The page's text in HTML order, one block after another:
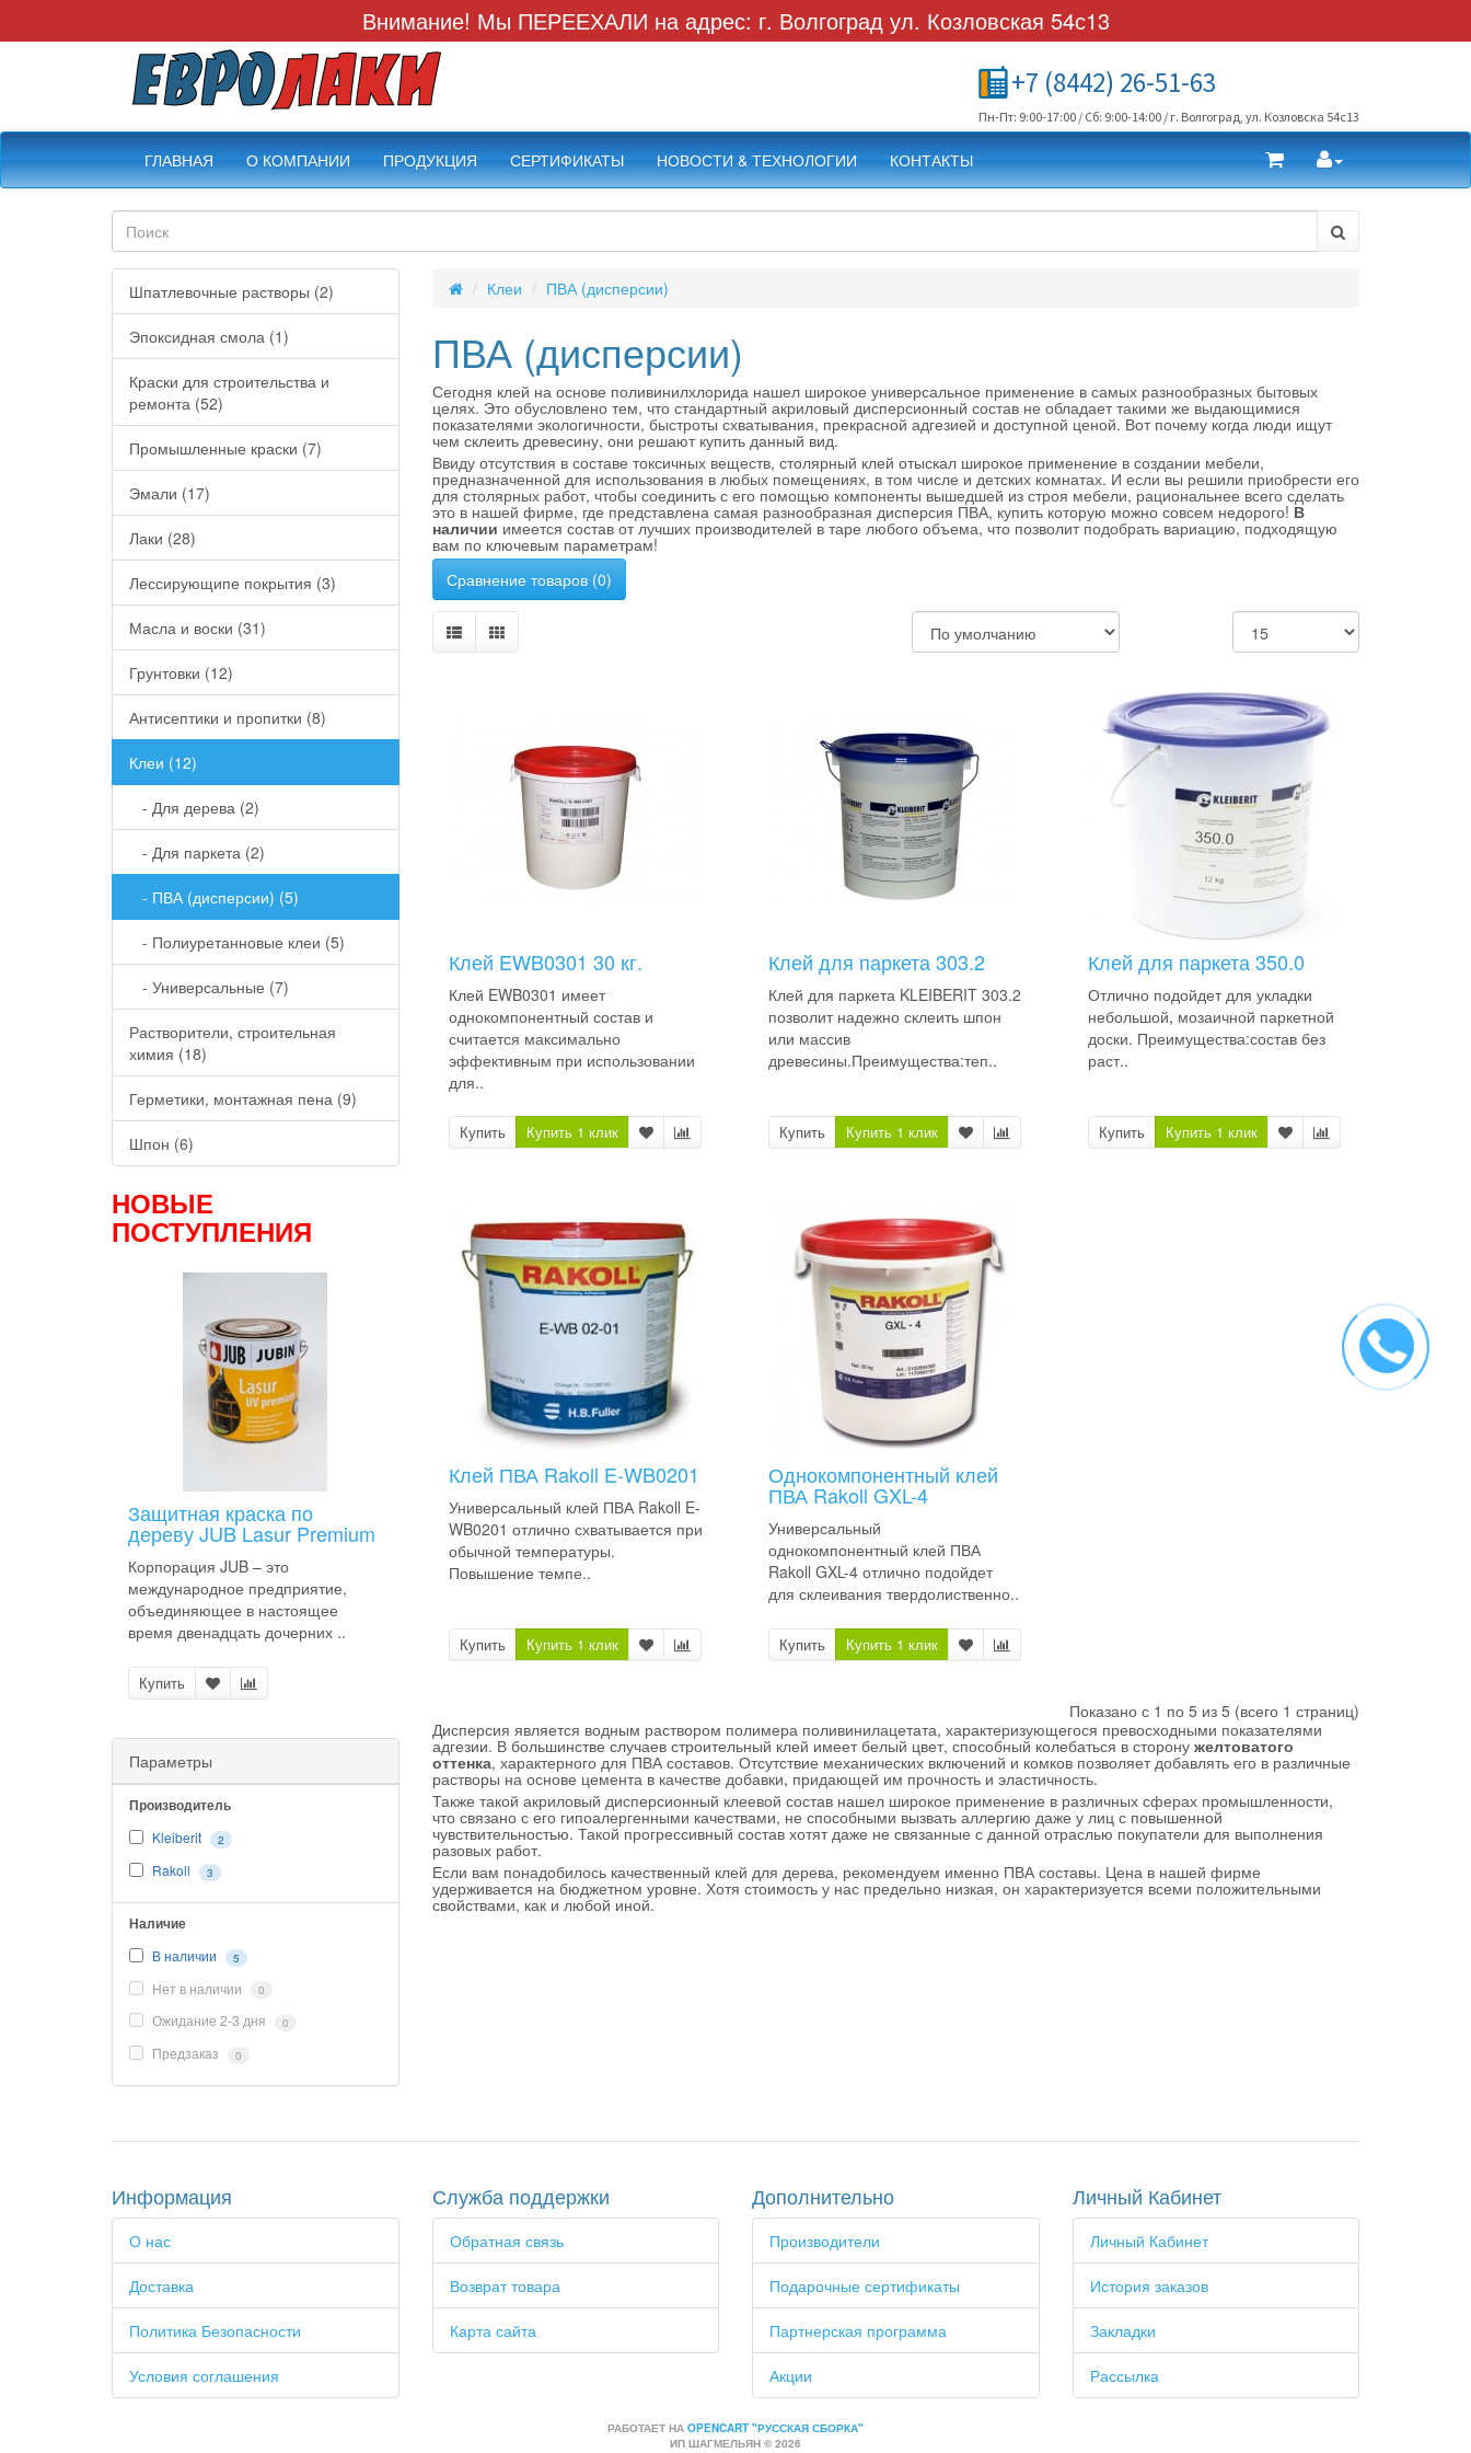
Внимание! Мы ПЕРЕЕХАЛИ на адрес: г. Волгоград ул. Козловская 54с13
+7 (8442) 26-51-63
Пн-Пт: 9:00-17:00 / Сб: 9:00-14:00 / г. Волгоград, ул. Козловска 54с13
ГЛАВНАЯ О КОМПАНИИ ПРОДУКЦИЯ СЕРТИФИКАТЫ НОВОСТИ & ТЕХНОЛОГИИ КОНТАКТЫ
Шпатлевочные растворы (2)
Эпоксидная смола (1)
Краски для строительства и
ремонта (52)
Промышленные краски (7)
Эмали (17)
Лаки (28)
Лессирующипе покрытия (3)
Масла и воски (31)
Грунтовки (12)
Антисептики и пропитки (8)
Клеи (12)
- Для дерева (2)
- Для паркета (2)
- ПВА (дисперсии) (5)
- Полиуретанновые клеи (5)
- Универсальные (7)
Растворители, строительная
химия (18)
Герметики, монтажная пена (9)
Шпон (6)
НОВЫЕ
ПОСТУПЛЕНИЯ
Защитная краска по
дереву JUB Lasur Premium
Корпорация JUB – это
международное предприятие,
объединяющее в настоящее
время двенадцать дочерних ..
Купить
Параметры
Производитель
Kleiberit 2
Rakoll 3
Наличие
В наличии 5
Нет в наличии 0
Ожидание 2-3 дня 0
Предзаказ 0
Клеи ПВА (дисперсии)
ПВА (дисперсии)
Сегодня клей на основе поливинилхлорида нашел широкое универсальное применение в самых разнообразных бытовых
целях. Это обусловлено тем, что стандартный акриловый дисперсионный состав не обладает такими же выдающимися
показателями экологичности, быстроты схватывания, прекрасной адгезией и доступной ценой. Вот почему когда люди ищут
чем склеить древесину, они решают купить данный вид.
Ввиду отсутствия в составе токсичных веществ, столярный клей отыскал широкое применение в создании мебели,
предназначенной для использования в любых помещениях, в том числе и детских комнатах. И если вы решили приобрести его
для столярных работ, чтобы соединить с его помощью компоненты вышедшей из строя мебели, рациональнее всего сделать
это в нашей фирме, где представлена самая разнообразная дисперсия ПВА, купить которую можно совсем недорого! В
наличии имеется состав от лучших производителей в таре любого объема, что позволит подобрать вариацию, подходящую
вам по ключевым параметрам!
Сравнение товаров (0)
Клей EWB0301 30 кг.
Клей EWB0301 имеет
однокомпонентный состав и
считается максимально
эффективным при использовании
для..
Купить Купить 1 клик
Клей для паркета 303.2
Клей для паркета KLEIBERIT 303.2
позволит надежно склеить шпон
или массив
древесины.Преимущества:теп..
Купить Купить 1 клик
Клей для паркета 350.0
Отлично подойдет для укладки
небольшой, мозаичной паркетной
доски. Преимущества:состав без
раст..
Купить Купить 1 клик
Клей ПВА Rakoll E-WB0201
Универсальный клей ПВА Rakoll E-
WB0201 отлично схватывается при
обычной температуры.
Повышение темпе..
Купить Купить 1 клик
Однокомпонентный клей
ПВА Rakoll GXL-4
Универсальный
однокомпонентный клей ПВА
Rakoll GXL-4 отлично подойдет
для склеивания твердолиственно..
Купить Купить 1 клик
Показано с 1 по 5 из 5 (всего 1 страниц)
Дисперсия является водным раствором полимера поливинилацетата, характеризующегося превосходными показателями
адгезии. В большинстве случаев строительный клей имеет белый цвет, способный колебаться в сторону желтоватого
оттенка, характерного для ПВА составов. Отсутствие механических включений и комков позволяет добавлять его в различные
растворы на основе цемента в качестве добавки, придающей им прочность и эластичность.
Также такой акриловый дисперсионный клеевой состав нашел широкое применение в различных сферах промышленности,
что связано с его гипоалергенными качествами, не способными вызвать аллергию даже у лиц с повышенной
чувствительностью. Такой прогрессивный состав хотят даже не связанные с данной отраслью покупатели для выполнения
разовых работ.
Если вам понадобилось качественный клей для дерева, рекомендуем именно ПВА составы. Цена в нашей фирме
удерживается на бюджетном уровне. Хотя стоимость у нас предельно низкая, он характеризуется всеми положительными
свойствами, как и любой иной.
Информация
О нас
Доставка
Политика Безопасности
Условия соглашения
Служба поддержки
Обратная связь
Возврат товара
Карта сайта
Дополнительно
Производители
Подарочные сертификаты
Партнерская программа
Акции
Личный Кабинет
Личный Кабинет
История заказов
Закладки
Рассылка
РАБОТАЕТ НА OPENCART "РУССКАЯ СБОРКА"
ИП ШАГМЕЛЬЯН © 2026